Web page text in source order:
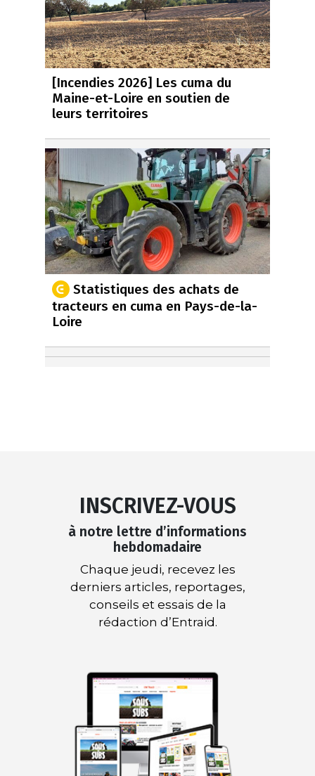
[Incendies 2026] Les cuma du
Maine-et-Loire en soutien de
leurs territoires
Statistiques des achats de
tracteurs en cuma en Pays-de-la-
Loire
INSCRIVEZ-VOUS
à notre lettre d’informations
hebdomadaire
Chaque jeudi, recevez les
derniers articles, reportages,
conseils et essais de la
rédaction d’Entraid.